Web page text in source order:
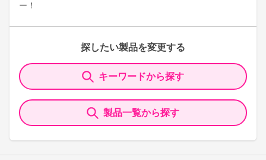
ー！
探したい製品を変更する
キーワードから探す
製品一覧から探す